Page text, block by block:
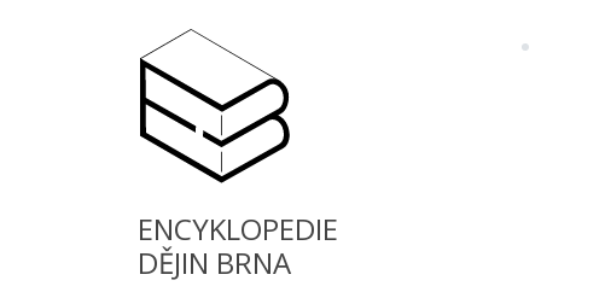
ENCYKLOPEDIE
DĚJIN BRNA